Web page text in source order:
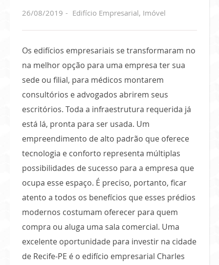
26/08/2019 Edifício Empresarial, Imóvel
Os edifícios empresariais se transformaram no
na melhor opção para uma empresa ter sua
sede ou filial, para médicos montarem
consultórios e advogados abrirem seus
escritórios. Toda a infraestrutura requerida já
está lá, pronta para ser usada. Um
empreendimento de alto padrão que oferece
tecnologia e conforto representa múltiplas
possibilidades de sucesso para a empresa que
ocupa esse espaço. É preciso, portanto, ficar
atento a todos os benefícios que esses prédios
modernos costumam oferecer para quem
compra ou aluga uma sala comercial. Uma
excelente oportunidade para investir na cidade
de Recife-PE é o edifício empresarial Charles